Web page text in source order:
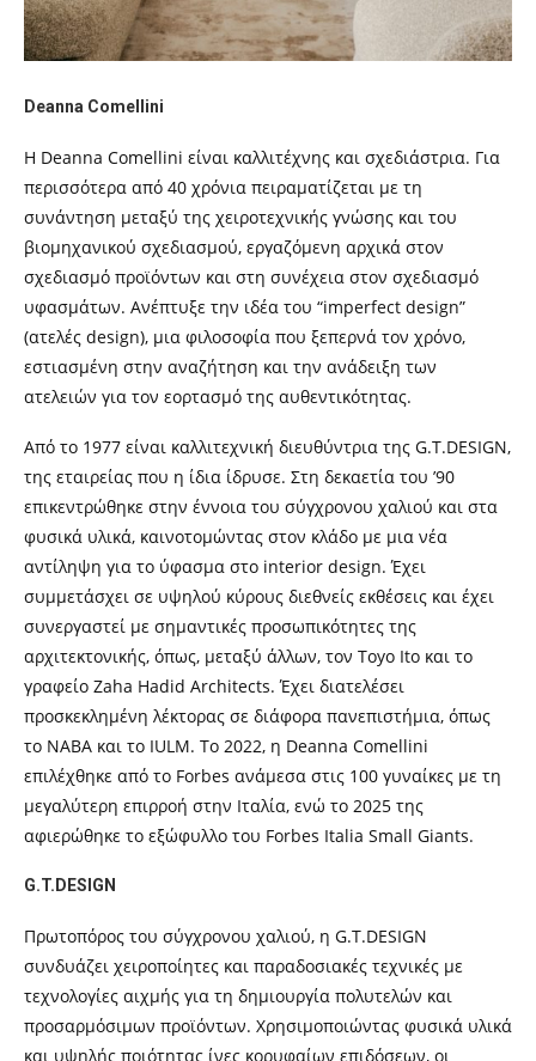
Deanna Comellini
Η Deanna Comellini είναι καλλιτέχνης και σχεδιάστρια. Για
περισσότερα από 40 χρόνια πειραματίζεται με τη
συνάντηση μεταξύ της χειροτεχνικής γνώσης και του
βιομηχανικού σχεδιασμού, εργαζόμενη αρχικά στον
σχεδιασμό προϊόντων και στη συνέχεια στον σχεδιασμό
υφασμάτων. Ανέπτυξε την ιδέα του “imperfect design”
(ατελές design), μια φιλοσοφία που ξεπερνά τον χρόνο,
εστιασμένη στην αναζήτηση και την ανάδειξη των
ατελειών για τον εορτασμό της αυθεντικότητας.
Από το 1977 είναι καλλιτεχνική διευθύντρια της G.T.DESIGN,
της εταιρείας που η ίδια ίδρυσε. Στη δεκαετία του ’90
επικεντρώθηκε στην έννοια του σύγχρονου χαλιού και στα
φυσικά υλικά, καινοτομώντας στον κλάδο με μια νέα
αντίληψη για το ύφασμα στο interior design. Έχει
συμμετάσχει σε υψηλού κύρους διεθνείς εκθέσεις και έχει
συνεργαστεί με σημαντικές προσωπικότητες της
αρχιτεκτονικής, όπως, μεταξύ άλλων, τον Toyo Ito και το
γραφείο Zaha Hadid Architects. Έχει διατελέσει
προσκεκλημένη λέκτορας σε διάφορα πανεπιστήμια, όπως
το NABA και το IULM. Το 2022, η Deanna Comellini
επιλέχθηκε από το Forbes ανάμεσα στις 100 γυναίκες με τη
μεγαλύτερη επιρροή στην Ιταλία, ενώ το 2025 της
αφιερώθηκε το εξώφυλλο του Forbes Italia Small Giants.
G.T.DESIGN
Πρωτοπόρος του σύγχρονου χαλιού, η G.T.DESIGN
συνδυάζει χειροποίητες και παραδοσιακές τεχνικές με
τεχνολογίες αιχμής για τη δημιουργία πολυτελών και
προσαρμόσιμων προϊόντων. Χρησιμοποιώντας φυσικά υλικά
και υψηλής ποιότητας ίνες κορυφαίων επιδόσεων, οι